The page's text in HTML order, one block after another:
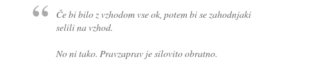
Če bi bilo z vzhodom vse ok, potem bi se zahodnjaki
selili na vzhod.
No ni tako. Pravzaprav je silovito obratno.